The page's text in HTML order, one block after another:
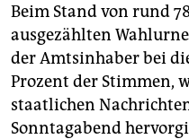
Beim Stand von rund
ausgezählten
der Amtsinhaber bei
Prozent der Stimmen,
staatlichen
Sonntagabend